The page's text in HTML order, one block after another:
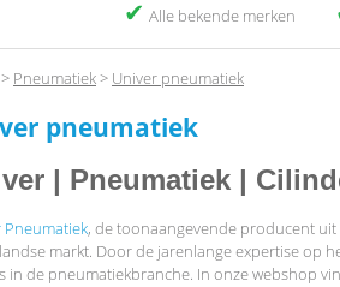
✔ Alle bekende merken
> Pneumatiek> Univer pneumatiek
pneumatiek
| Pneumatiek |
Pneumatiek, de toonaangevende producent uit
markt. Door de jarenlange expertise op
in de pneumatiekbranche. In onze webshop